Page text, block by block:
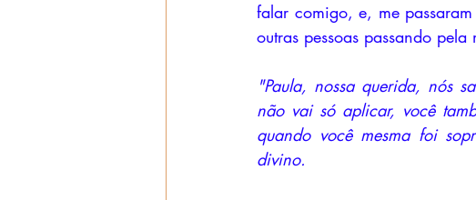
falar comigo, e, me
outras pessoas passando
"Paula, nossa querida, nós
não vai só aplicar, você
quando você mesma foi
divino.